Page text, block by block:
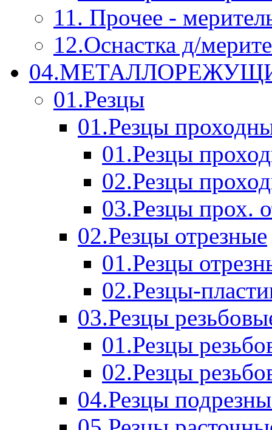
11. Прочее -
12.Оснастка д/
01.Резцы
01.Резцы
01.Резцы
02.Резцы
03.Резцы прох.
02.Резцы отрезные
01.Резцы
02.Резцы-
03.Резцы
01.Резцы
02.Резцы
04.Резцы